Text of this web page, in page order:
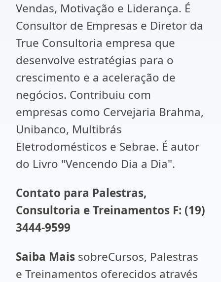
Vendas, Motivação e Liderança. É
Consultor de Empresas e Diretor da
True Consultoria empresa que
desenvolve estratégias para o
crescimento e a aceleração de
negócios. Contribuiu com
empresas como Cervejaria Brahma,
Unibanco, Multibrás
Eletrodomésticos e Sebrae. É autor
do Livro "Vencendo Dia a Dia".
Contato para Palestras,
Consultoria e Treinamentos F: (19)
3444-9599
Saiba Mais sobreCursos, Palestras
e Treinamentos oferecidos através